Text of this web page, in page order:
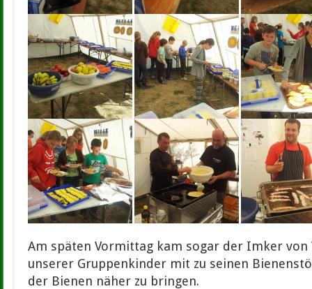
Am späten Vormittag kam sogar der Imker von
unserer Gruppenkinder mit zu seinen
der Bienen näher zu bringen.